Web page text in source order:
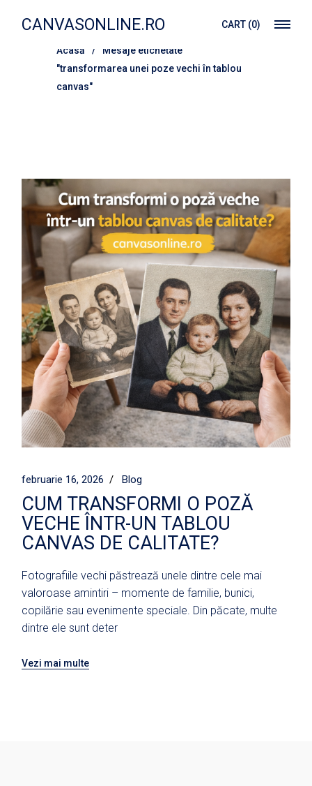
conținutCANVASONLINE.RO CART (0)
Acasă
Mesaje etichetate
"transformarea unei poze vechi în tablou
canvas"
februarie 16, 2026 Blog
CUM TRANSFORMI O POZĂ
VECHE ÎNTR-UN TABLOU
CANVAS DE CALITATE?
Fotografiile vechi păstrează unele dintre cele mai
valoroase amintiri – momente de familie, bunici,
copilărie sau evenimente speciale. Din păcate, multe
dintre ele sunt deter
Vezi mai multe